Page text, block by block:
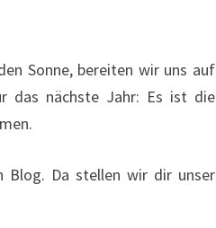
Sonne, bereiten wir uns auf
das nächste Jahr: Es ist die
Blog. Da stellen wir dir unser